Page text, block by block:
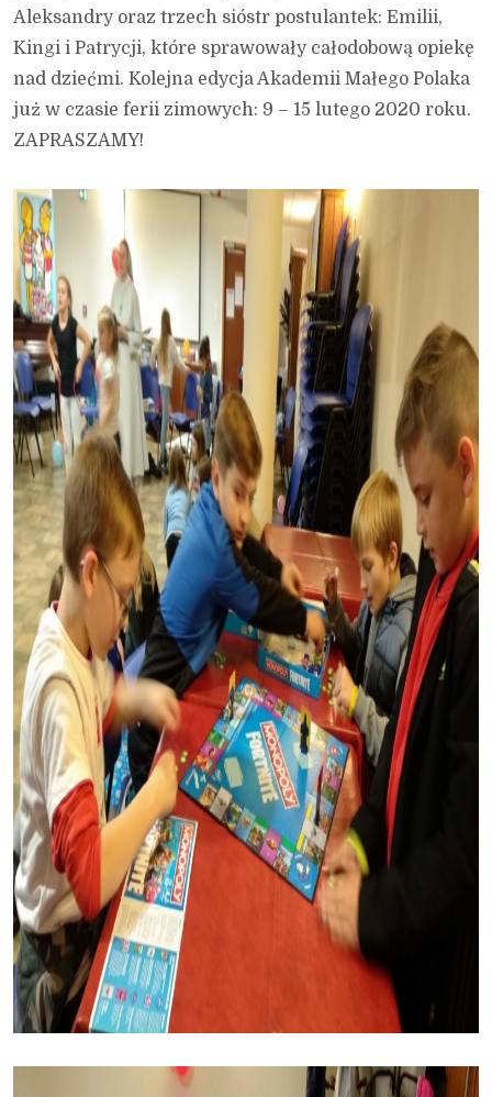
Aleksandry oraz trzech sióstr postulantek: Emilii,
Kingi i Patrycji, które sprawowały całodobową opiekę
nad dziećmi. Kolejna edycja Akademii Małego Polaka
już w czasie ferii zimowych: 9 – 15 lutego 2020 roku.
ZAPRASZAMY!